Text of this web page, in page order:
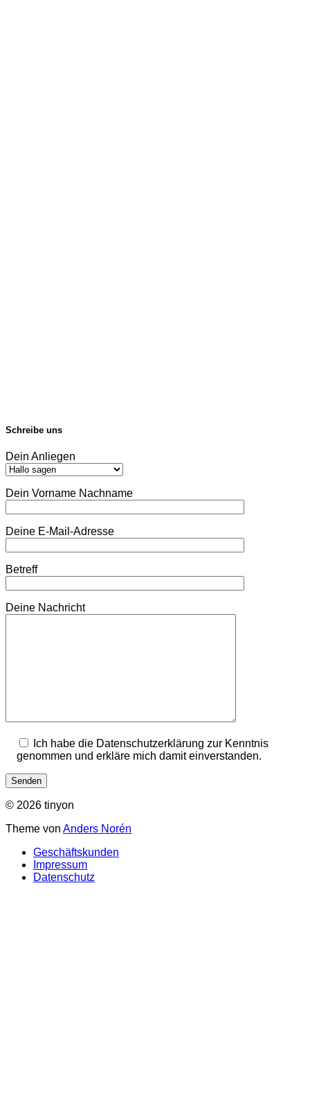
Schreibe uns
Dein Anliegen
Dein Vorname Nachname
Deine E-Mail-Adresse
Betreff
Deine Nachricht
Ich habe die Datenschutzerklärung zur Kenntnis
genommen und erkläre mich damit einverstanden.
© 2026 tinyon
Theme von Anders Norén
Geschäftskunden
Impressum
Datenschutz